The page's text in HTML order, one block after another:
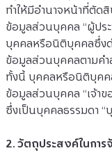
ทำให้มีอำนาจหน้าที่ตัด
ข้อมูลส่วนบุคคล “ผู้ปร
บุคคลหรือนิติบุคคลซึ่งด
ข้อมูลส่วนบุคคลตามค
ทั้งนี้ บุคคลหรือนิติบุคค
ข้อมูลส่วนบุคคล “เจ้า
ซึ่งเป็นบุคคลธรรมดา “
2. วัตถุประสงค์ในกา